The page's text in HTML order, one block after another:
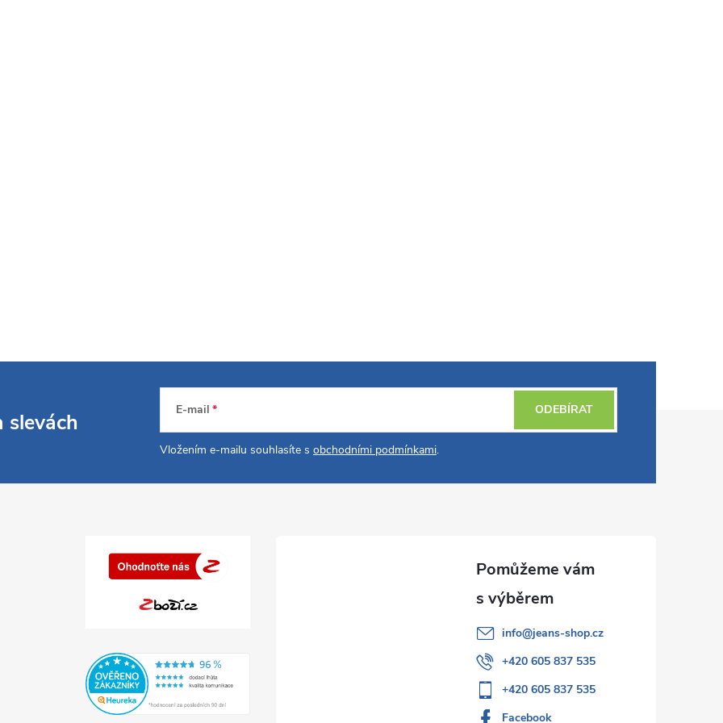
slevách E-mail
Vložením e-mailu souhlasíte s obchodními podmínkami.
ODEBÍRAT
info@jeans-shop.cz
+420 605 837 535
+420 605 837 535
Facebook